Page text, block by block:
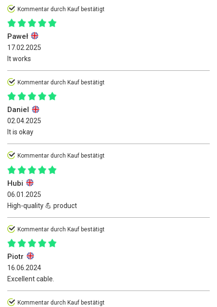
Kommentar durch Kauf bestätigt
Paweł
17.02.2025
It works
Kommentar durch Kauf bestätigt
Daniel
02.04.2025
It is okay
Kommentar durch Kauf bestätigt
Hubi
06.01.2025
High-quality 💪 product
Kommentar durch Kauf bestätigt
Piotr
16.06.2024
Excellent cable.
Kommentar durch Kauf bestätigt